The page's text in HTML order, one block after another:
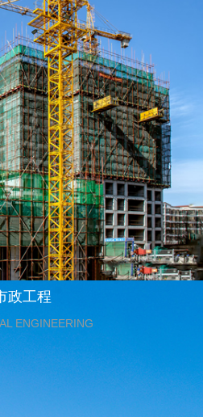
政工程
ENGINEERING